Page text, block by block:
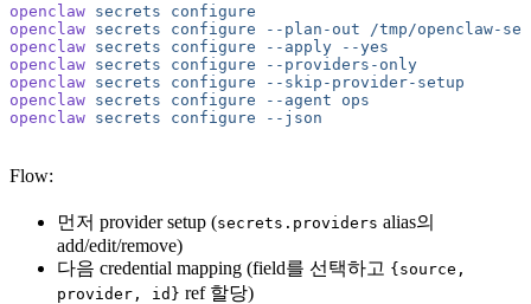
openclaw secrets configure
openclaw secrets configure --plan-out /tmp/openclaw-
openclaw secrets configure --apply --yes
openclaw secrets configure --providers-only
openclaw secrets configure --skip-provider-setup
openclaw secrets configure --agent ops
openclaw secrets configure --json
Flow:
먼저 provider setup (secrets.providers alias의
add/edit/remove)
다음 credential mapping (field를 선택하고 {source,
provider, id} ref 할당)